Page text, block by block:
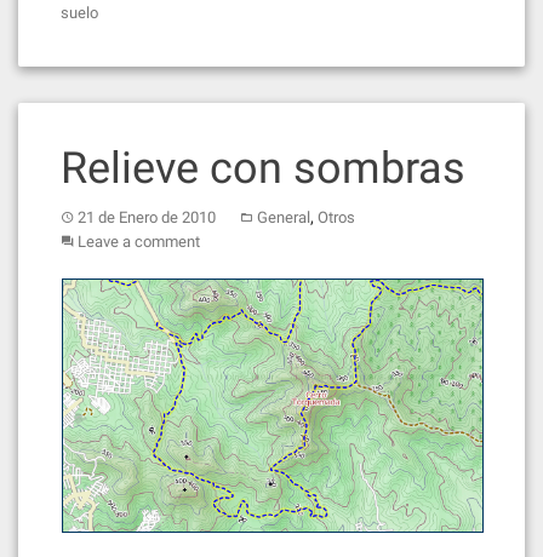
suelo
Relieve con sombras
21 de Enero de 2010 General, Otros
Leave a comment